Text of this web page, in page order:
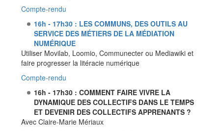
Compte-rendu
16h - 17h30 : LES COMMUNS, DES OUTILS AU
SERVICE DES MÉTIERS DE LA MÉDIATION
NUMÉRIQUE
Utiliser Movilab, Loomio, Communecter ou Mediawiki et
faire progresser la litéracie numérique
Compte-rendu
16h - 17h30 : COMMENT FAIRE VIVRE LA
DYNAMIQUE DES COLLECTIFS DANS LE TEMPS
ET DEVENIR DES COLLECTIFS APPRENANTS ?
Avec Claire-Marie Mériaux